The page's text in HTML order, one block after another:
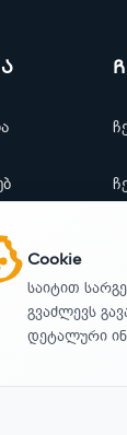
Cookie
საიტით
გვაძლევს
დეტალური